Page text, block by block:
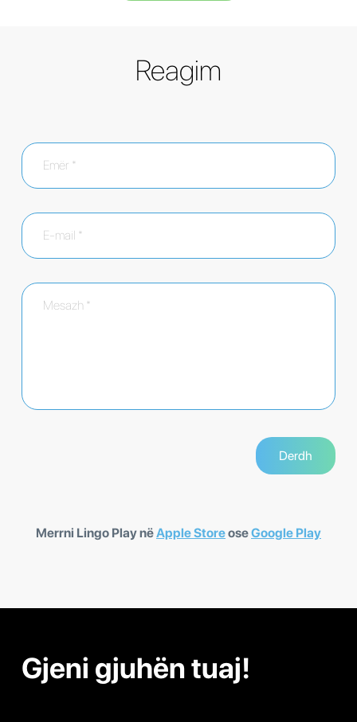
Reagim
Merrni Lingo Play nëApple StoreoseGoogle Play
Gjeni gjuhën tuaj!